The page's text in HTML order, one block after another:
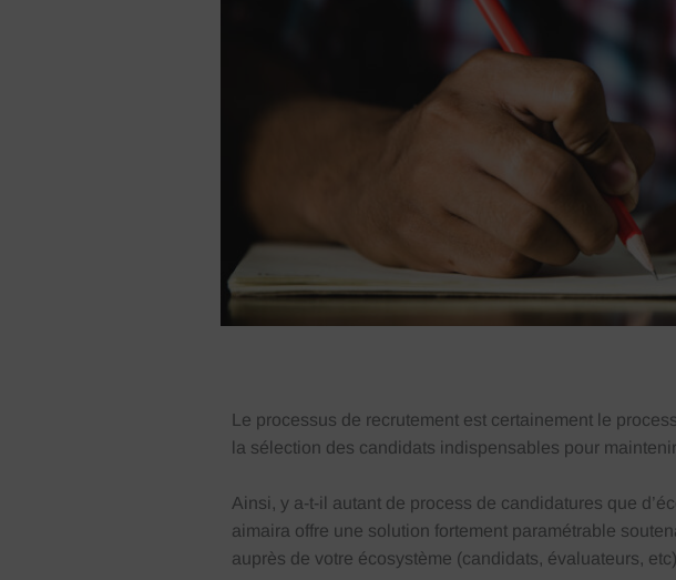
Le processus de recrutement est certainement le
la sélection des candidats indispensables pour
Ainsi, y a-t-il autant de process de candidatures que
aimaira offre une solution fortement paramétrable
auprès de votre écosystème (candidats, évaluateurs,